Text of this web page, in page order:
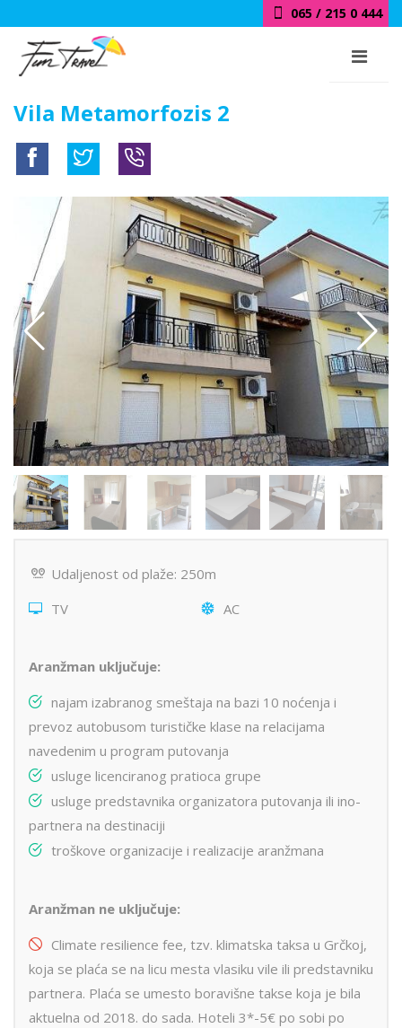
065 / 215 0 444
Vila Metamorfozis 2
Udaljenost od plaže: 250m
TV
AC
Aranžman uključuje:
najam izabranog smeštaja na bazi 10 noćenja i
prevoz autobusom turističke klase na relacijama
navedenim u program putovanja
usluge licenciranog pratioca grupe
usluge predstavnika organizatora putovanja ili ino-
partnera na destinaciji
troškove organizacije i realizacije aranžmana
Aranžman ne uključuje:
Climate resilience fee, tzv. klimatska taksa u Grčkoj,
koja se plaća se na licu mesta vlasiku vile ili predstavniku
partnera. Plaća se umesto boravišne takse koja je bila
aktuelna od 2018. do sada. Hoteli 3*-5€ po sobi po